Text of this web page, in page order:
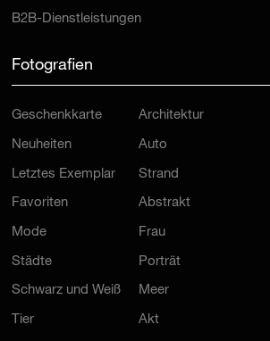
B2B-Dienstleistungen
Fotografien
Geschenkkarte
Neuheiten
Letztes Exemplar
Favoriten
Mode
Städte
Schwarz und Weiß
Tier
Architektur
Auto
Strand
Abstrakt
Frau
Porträt
Meer
Akt